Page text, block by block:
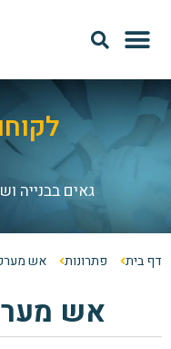
גאים בבנייה
דף בית פתרונות אש
אש